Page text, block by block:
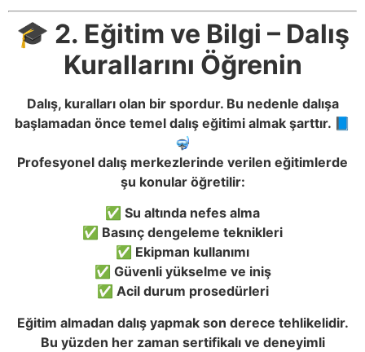
🎓 2. Eğitim ve Bilgi – Dalış
Kurallarını Öğrenin
Dalış, kuralları olan bir spordur. Bu nedenle dalışa
başlamadan önce temel dalış eğitimi almak şarttır. 📘
🤿
Profesyonel dalış merkezlerinde verilen eğitimlerde
şu konular öğretilir:
✅ Su altında nefes alma
✅ Basınç dengeleme teknikleri
✅ Ekipman kullanımı
✅ Güvenli yükselme ve iniş
✅ Acil durum prosedürleri
Eğitim almadan dalış yapmak son derece tehlikelidir.
Bu yüzden her zaman sertifikalı ve deneyimli